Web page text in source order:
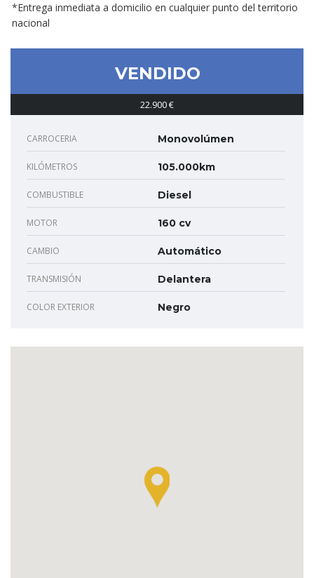
*Entrega inmediata a domicilio en cualquier punto del territorio
nacional
VENDIDO
22.900 €
CARROCERIA Monovolúmen
KILÓMETROS 105.000km
COMBUSTIBLE Diesel
MOTOR 160 cv
CAMBIO Automático
TRANSMISIÓN Delantera
COLOR EXTERIOR Negro